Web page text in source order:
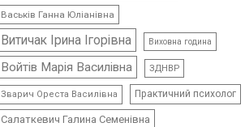
Васьків Ганна Юліанівна
Витичак Ірина Ігорівна Виховна година
Войтів Марія Василівна ЗДНВР
Зварич Ореста Василівна Практичний психолог
Салаткевич Галина Семенівна